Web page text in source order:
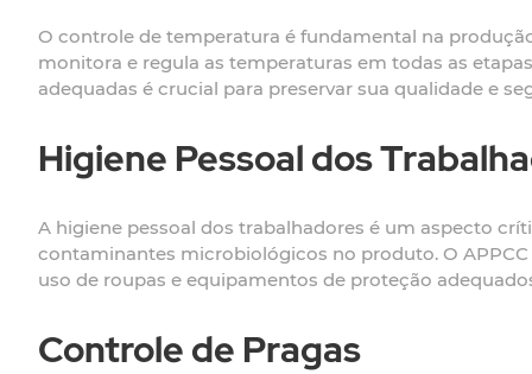
O controle de temperatura é fundamental na
monitora e regula as temperaturas em todas as
adequadas é crucial para preservar sua qualidade e
Higiene Pessoal dos
A higiene pessoal dos trabalhadores é um aspecto
contaminantes microbiológicos no produto. O
uso de roupas e equipamentos de proteção
Controle de Pragas